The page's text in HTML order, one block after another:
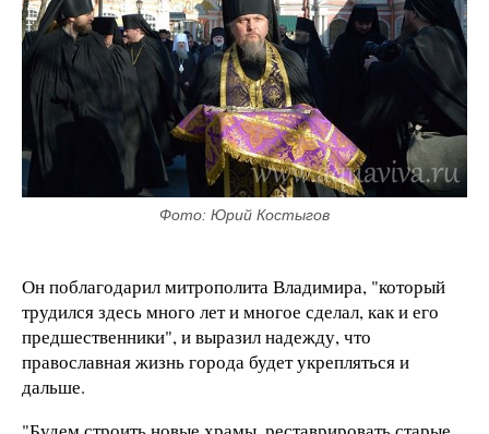
Фото: Юрий Костыгов
Он поблагодарил митрополита Владимира, "который
трудился здесь много лет и многое сделал, как и его
предшественники", и выразил надежду, что
православная жизнь города будет укрепляться и
дальше.